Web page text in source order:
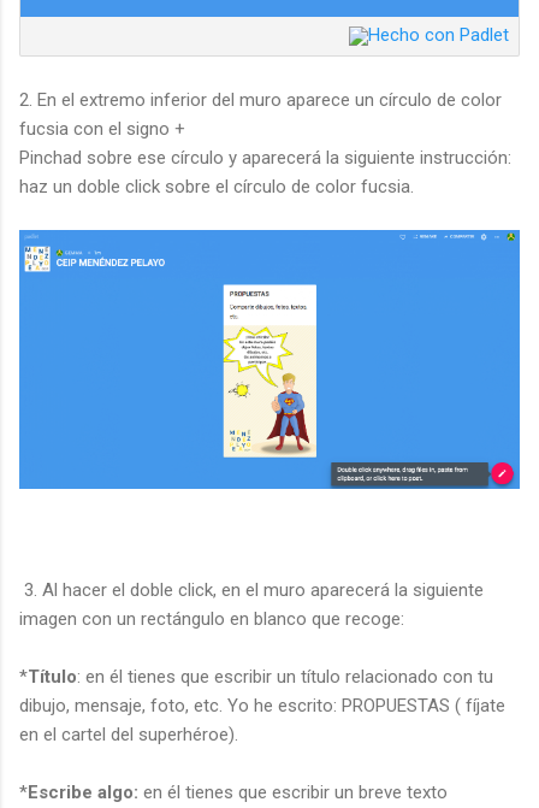
2. En el extremo inferior del muro aparece un círculo de color
fucsia con el signo +
Pinchad sobre ese círculo y aparecerá la siguiente instrucción:
haz un doble click sobre el círculo de color fucsia.
3. Al hacer el doble click, en el muro aparecerá la siguiente
imagen con un rectángulo en blanco que recoge:
*Título: en él tienes que escribir un título relacionado con tu
dibujo, mensaje, foto, etc. Yo he escrito: PROPUESTAS ( fíjate
en el cartel del superhéroe).
*Escribe algo: en él tienes que escribir un breve texto